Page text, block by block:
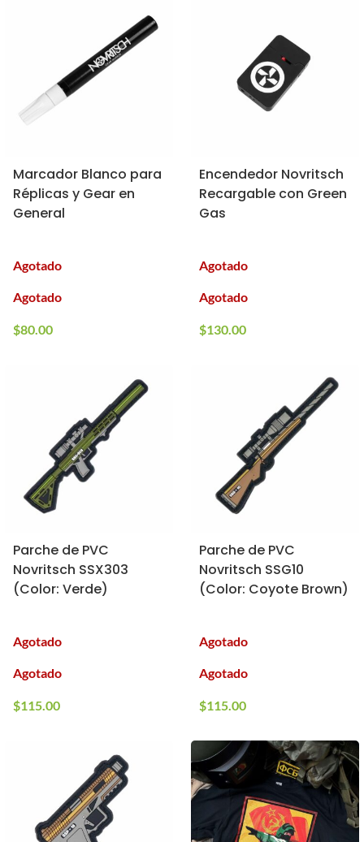
Marcador Blanco para
Réplicas y Gear en
General
Agotado
Agotado
$80.00
Encendedor Novritsch
Recargable con Green
Gas
Agotado
Agotado
$130.00
Parche de PVC
Novritsch SSX303
(Color: Verde)
Agotado
Agotado
$115.00
Parche de PVC
Novritsch SSG10
(Color: Coyote Brown)
Agotado
Agotado
$115.00